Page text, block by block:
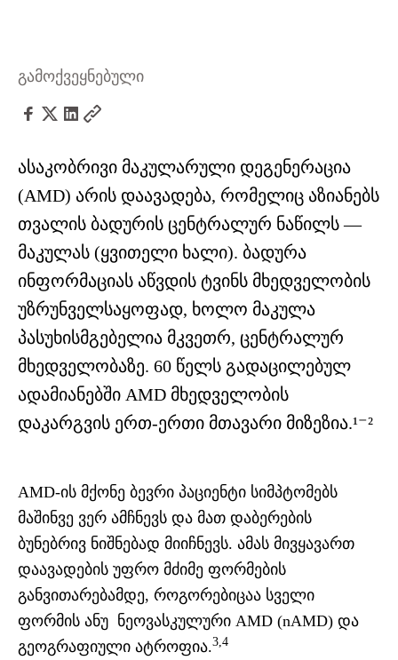
გამოქვეყნებული
ასაკობრივი მაკულარული დეგენერაცია
(AMD) არის დაავადება, რომელიც აზიანებს
თვალის ბადურის ცენტრალურ ნაწილს —
მაკულას (ყვითელი ხალი). ბადურა
ინფორმაციას აწვდის ტვინს მხედველობის
უზრუნველსაყოფად, ხოლო მაკულა
პასუხისმგებელია მკვეთრ, ცენტრალურ
მხედველობაზე. 60 წელს გადაცილებულ
ადამიანებში AMD მხედველობის
დაკარგვის ერთ-ერთი მთავარი მიზეზია.¹⁻²
AMD-ის მქონე ბევრი პაციენტი სიმპტომებს
მაშინვე ვერ ამჩნევს და მათ დაბერების
ბუნებრივ ნიშნებად მიიჩნევს. ამას მივყავართ
დაავადების უფრო მძიმე ფორმების
განვითარებამდე, როგორებიცაა სველი
ფორმის ანუ ნეოვასკულური AMD (nAMD) და
გეოგრაფიული ატროფია.3,4